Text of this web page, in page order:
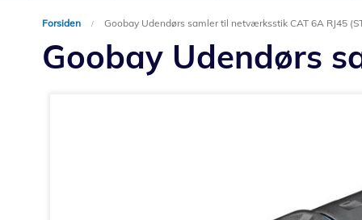
Forsiden Goobay Udendørs samler til netværksstik CAT 6A RJ45
Goobay Udendørs